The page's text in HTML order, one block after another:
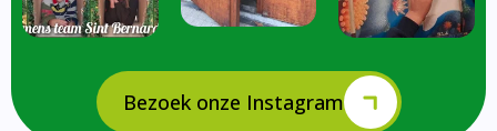
Bezoek onze Instagram